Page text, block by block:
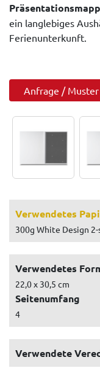
ein langlebiges
Ferienunterkunft.
Anfrage / Muster
Verwendetes
300g White Design
Verwendetes
22,0 x 30,5 cm
Seitenumfang
4
Verwendete